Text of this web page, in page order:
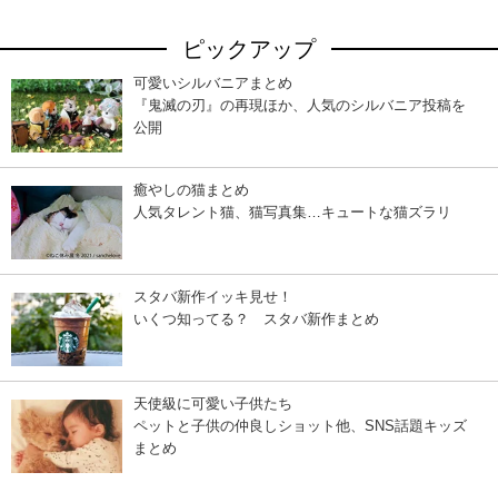
ピックアップ
可愛いシルバニアまとめ
『鬼滅の刃』の再現ほか、人気のシルバニア投稿を
公開
癒やしの猫まとめ
人気タレント猫、猫写真集…キュートな猫ズラリ
スタバ新作イッキ見せ！
いくつ知ってる？ スタバ新作まとめ
天使級に可愛い子供たち
ペットと子供の仲良しショット他、SNS話題キッズ
まとめ